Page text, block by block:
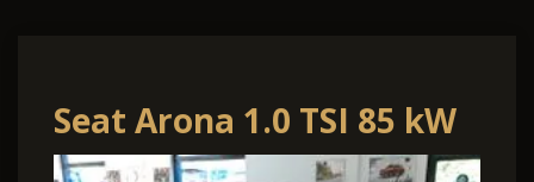
Seat Arona 1.0 TSI 85 kW
FR Kamera FullLink 5.-